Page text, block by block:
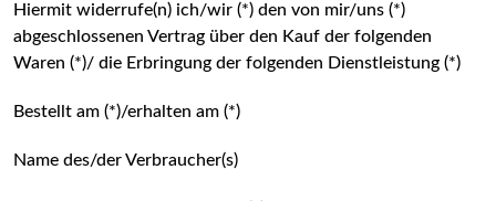
Hiermit widerrufe(n) ich/wir (*) den von mir/uns (*)
abgeschlossenen Vertrag über den Kauf der folgenden
Waren (*)/ die Erbringung der folgenden Dienstleistung (*)
Bestellt am (*)/erhalten am (*)
Name des/der Verbraucher(s)